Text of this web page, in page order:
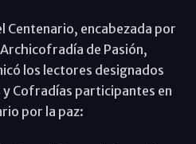
Centenario, encabezada por
de Pasión,
los lectores designados
y Cofradías participantes en
por la paz: